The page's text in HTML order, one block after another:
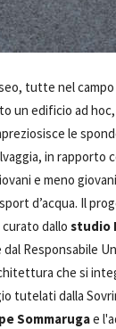
tutte nel
un edificio ad
le
in rapporto
e meno
d’acqua. Il
dallo studio
dal Responsabile
che si
tutelati dalla
Sommarugae